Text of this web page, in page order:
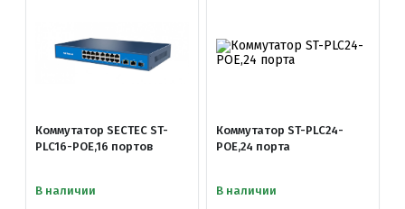
Коммутатор SECTEC ST-
PLC16-POE,16 портов
В наличии
Коммутатор ST-PLC24-
POE,24 порта
В наличии